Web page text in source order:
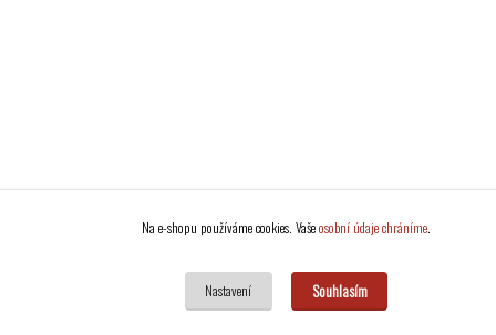
Na e-shopu používáme cookies. Vašeosobní údaje chráníme.
Nastavení Souhlasím